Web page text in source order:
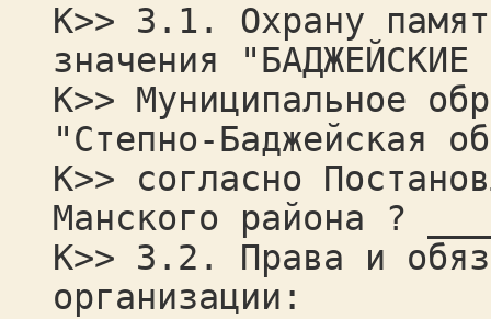
К>> 3.1. Охрану
значения
К>> Муниципальное
"Степно-Баджейская
К>> согласно
Манского района ?
К>> 3.2. Права и
организации: